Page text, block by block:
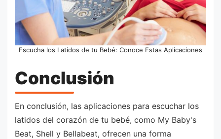
Escucha los Latidos de tu Bebé: Conoce Estas Aplicaciones
Conclusión
En conclusión, las aplicaciones para escuchar los
latidos del corazón de tu bebé, como My Baby's
Beat, Shell y Bellabeat, ofrecen una forma